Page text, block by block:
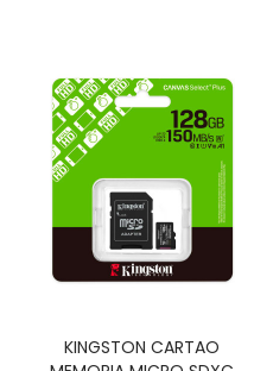
KINGSTON CARTAO
BODYGROOM
CORPORAL